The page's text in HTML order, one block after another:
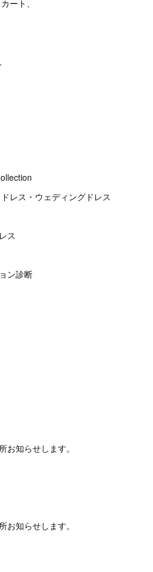
ート、
レス・ウェディングドレス
ス
ン診断
お知らせします。
お知らせします。